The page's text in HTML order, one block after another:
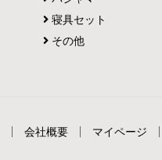
寝具セット
その他
会社概要 マイページ